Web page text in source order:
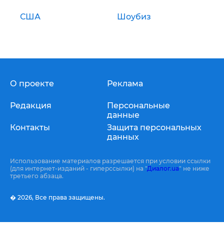
США Шоубиз
О проекте
Редакция
Контакты
Реклама
Персональные
данные
Защита персональных
данных
Использование материалов разрешается при условии ссылки
(для интернет-изданий - гиперссылки) на "Диалог.ua" не ниже
третьего абзаца.
� 2026, Все права защищены.